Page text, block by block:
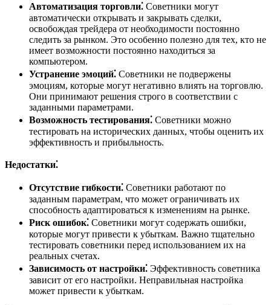
Автоматизация торговли⁚ Советники могут
автоматически открывать и закрывать сделки,
освобождая трейдера от необходимости постоянно
следить за рынком. Это особенно полезно для тех, кто не
имеет возможности постоянно находиться за
компьютером.
Устранение эмоций⁚ Советники не подвержены
эмоциям, которые могут негативно влиять на торговлю.
Они принимают решения строго в соответствии с
заданными параметрами.
Возможность тестирования⁚ Советники можно
тестировать на исторических данных, чтобы оценить их
эффективность и прибыльность.
Недостатки⁚
Отсутствие гибкости⁚ Советники работают по
заданным параметрам, что может ограничивать их
способность адаптироваться к изменениям на рынке.
Риск ошибок⁚ Советники могут содержать ошибки,
которые могут привести к убыткам. Важно тщательно
тестировать советники перед использованием их на
реальных счетах.
Зависимость от настройки⁚ Эффективность советника
зависит от его настройки. Неправильная настройка
может привести к убыткам.